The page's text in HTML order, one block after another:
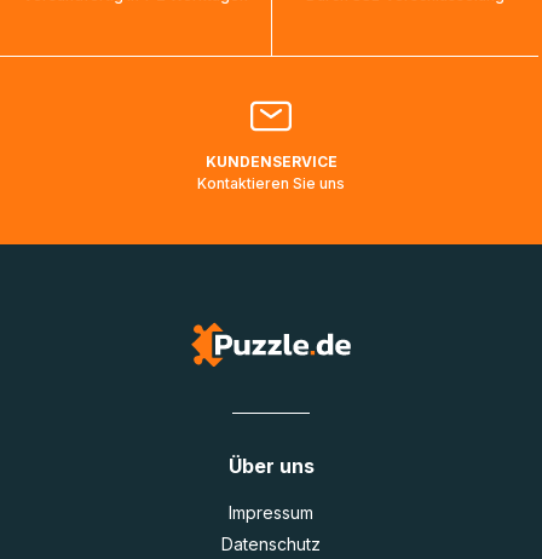
bearbeitet werden.
Bitte kontaktieren Sie denKundenservicefalls Ihr Paket
Lieferadressen in Deutschland oder Europa mehrere Tage
KUNDENSERVICE
Kontaktieren Sie uns
Über uns
Impressum
Datenschutz